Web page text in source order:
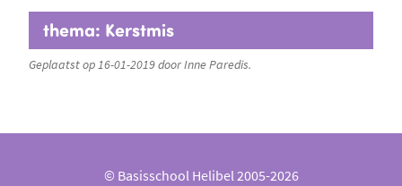
thema: Kerstmis
Geplaatst op 16-01-2019 door Inne Paredis.
© Basisschool Helibel 2005-2026